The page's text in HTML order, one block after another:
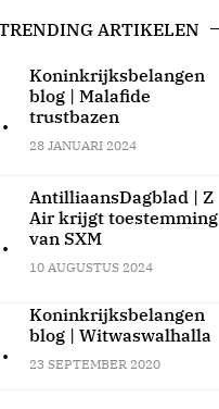
ARTIKELEN
Koninkrijksbelangen
blog | Malafide
trustbazen
28 JANUARI 2024
AntilliaansDagblad | Z
Air krijgt toestemming
van SXM
10 AUGUSTUS 2024
Koninkrijksbelangen
blog | Witwaswalhalla
23 SEPTEMBER 2020